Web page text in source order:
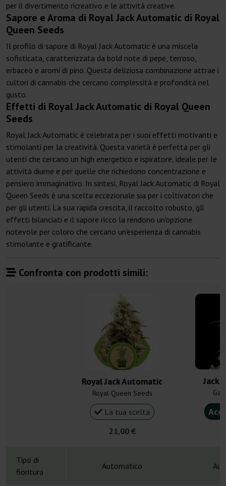
per il divertimento ricreativo e le attività creative.
Sapore e Aroma di Royal Jack Automatic di Royal
Queen Seeds
Il profilo di sapore di Royal Jack Automatic è una miscela
sofisticata, caratterizzata da bold note di pepe, terroso,
erbaceo e aromi di pino. Questa deliziosa combinazione attrae i
cultori di cannabis che cercano complessità e profondità nel
gusto.
Effetti di Royal Jack Automatic di Royal Queen
Seeds
Royal Jack Automatic è celebrata per i suoi effetti motivanti e
stimolanti per la creatività. Questa varietà è perfetta per gli
utenti che cercano un high energetico e ispiratore, ideale per le
attività diurne e per quelle che richiedono concentrazione e
pensiero immaginativo. In sintesi, Royal Jack Automatic di Royal
Queen Seeds è una scelta eccezionale sia per i coltivatori che
per gli utenti. La sua rapida crescita, il raccolto robusto, gli
effetti bilanciati e il sapore ricco la rendono un'opzione
notevole per coloro che cercano un'esperienza di cannabis
stimolante e gratificante.
Confronta con prodotti simili:
Royal Jack Automatic
Royal Queen Seeds
La tua scelta
21,00 €
Jack
Tipo di
fioritura
Automatico